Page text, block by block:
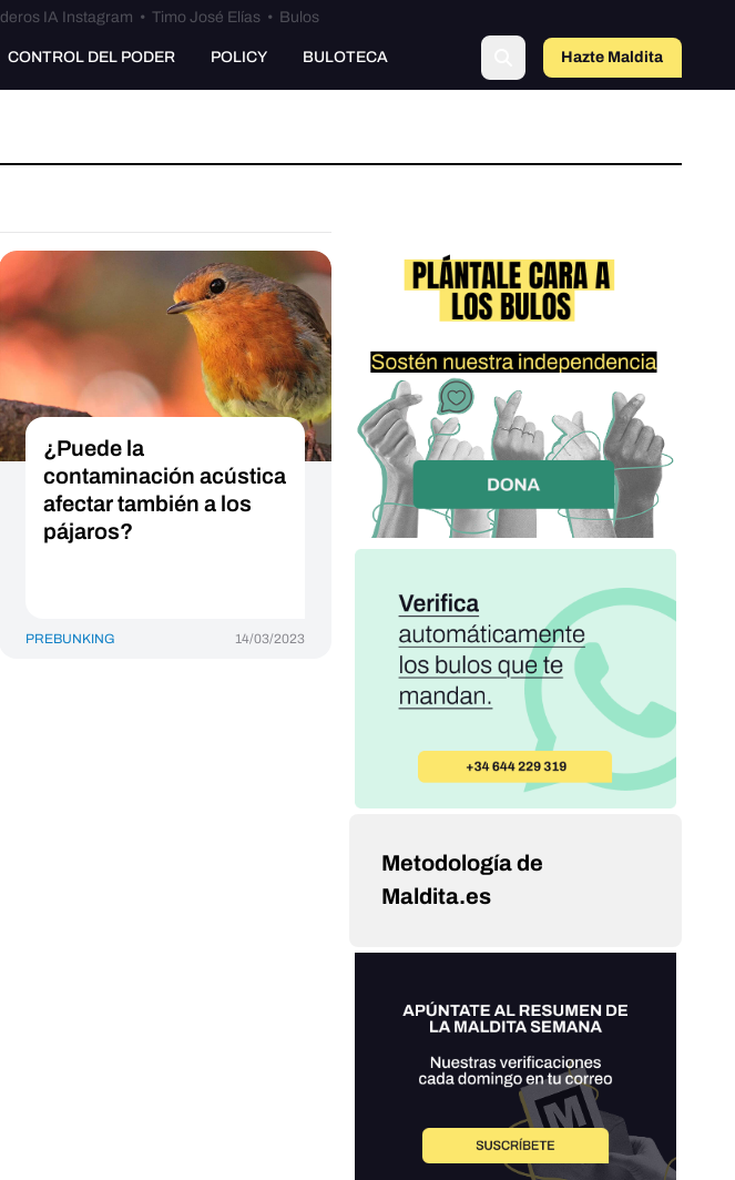
IA Instagram • Timo José Elías • Bulos
CONTROL DEL PODER POLICY BULOTECA Hazte Maldita
¿Puede la
contaminación acústica
afectar también a los
pájaros?
PREBUNKING 14/03/2023
Metodología de
Maldita.es